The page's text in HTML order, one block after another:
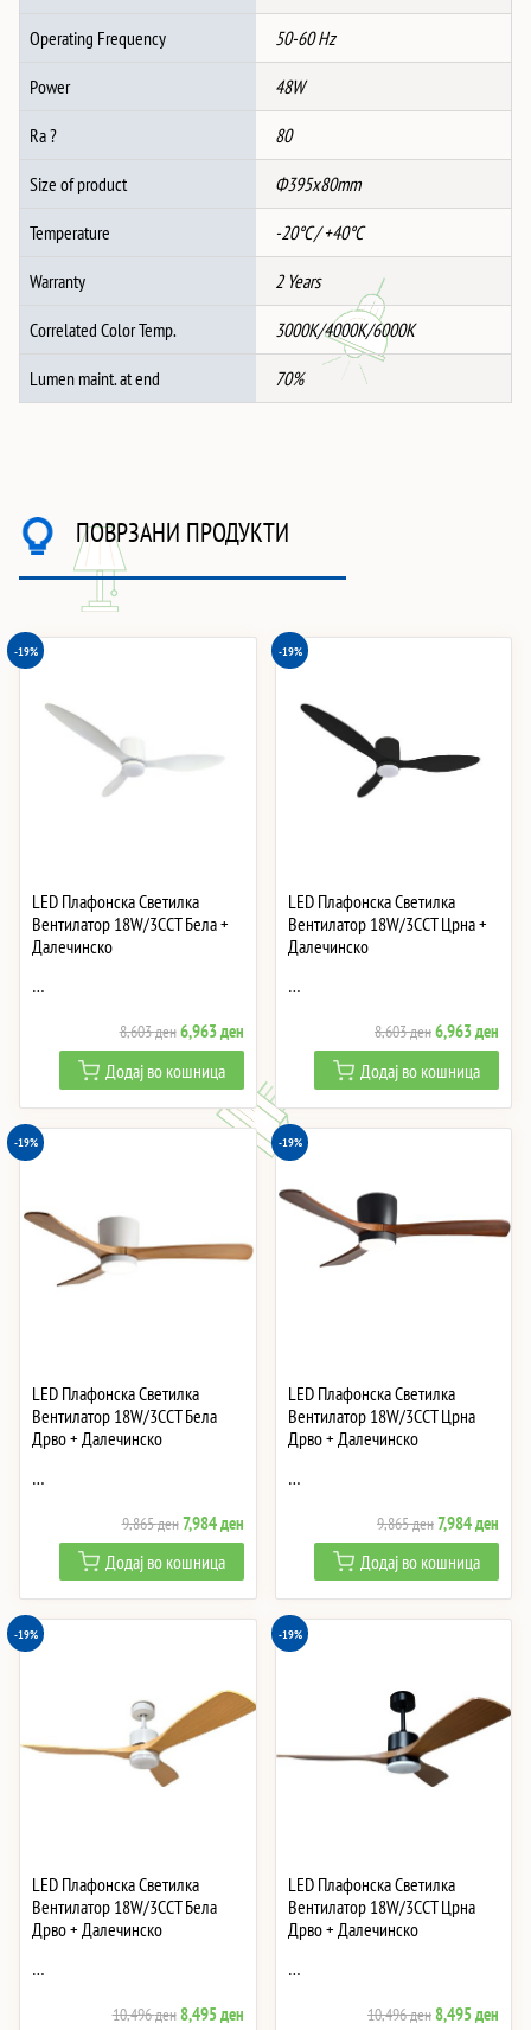
Operating Frequency 50-60 Hz
Power 48W
Ra ? 80
Size of product Ф395x80mm
Temperature -20°C / +40°C
Warranty 2 Years
Correlated Color Temp. 3000K/4000K/6000K
Lumen maint. at end 70%
ПОВРЗАНИ ПРОДУКТИ
-19%
LED Плафонска Светилка
Вентилатор 18W/3CCT Бела +
Далечинско
…
8,603денOriginal
price
was:
8,603 ден.
6,963денCurrent
price
is:
6,963 ден.
Додај во кошница
-19%
LED Плафонска Светилка
Вентилатор 18W/3CCT Црна +
Далечинско
…
8,603денOriginal
price
was:
8,603 ден.
6,963ден
price
is:
Додај во кошница
-19%
LED Плафонска Светилка
Вентилатор 18W/3CCT Бела
Дрво + Далечинско
…
9,865денOriginal
price
was:
9,865 ден.
7,984денCurrent
price
is:
7,984 ден.
Додај во кошница
-19%
LED Плафонска Светилка
Вентилатор 18W/3CCT Црна
Дрво + Далечинско
…
9,865денOriginal
price
was:
9,865 ден.
7,984ден
price
is:
Додај во кошница
-19%
LED Плафонска Светилка
Вентилатор 18W/3CCT Бела
Дрво + Далечинско
…
10,496денOriginal
8,495денCurrent
-19%
LED Плафонска Светилка
Вентилатор 18W/3CCT Црна
Дрво + Далечинско
…
10,496денOriginal
8,495ден